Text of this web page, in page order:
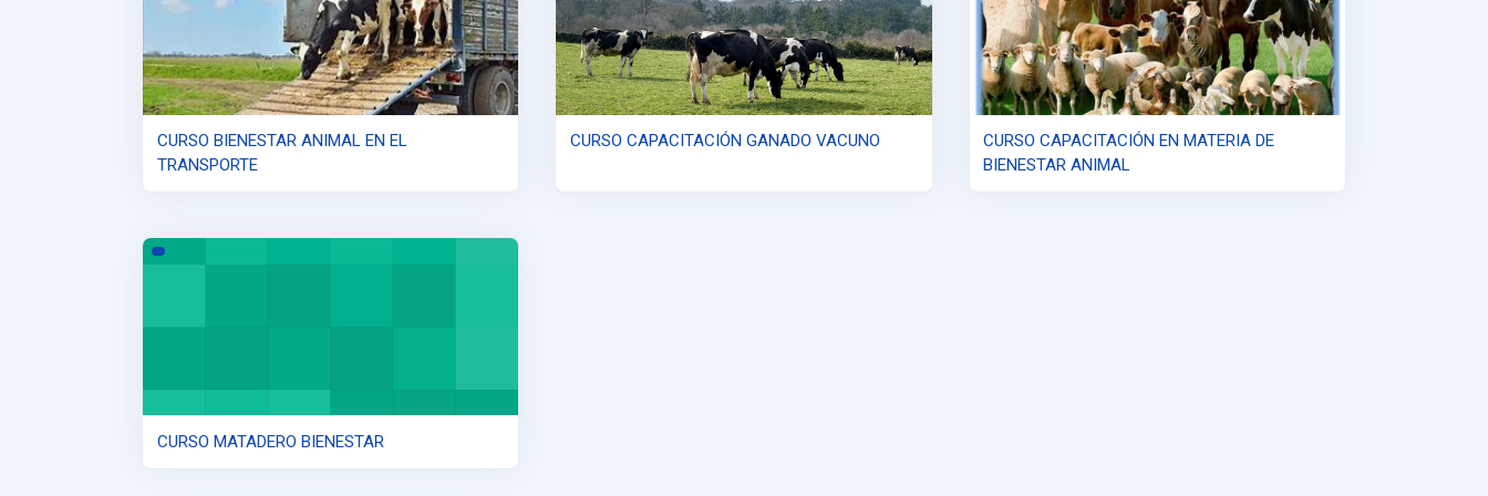
CURSO BIENESTAR ANIMAL EN EL
TRANSPORTE
CURSO CAPACITACIÓN GANADO VACUNO
CURSO CAPACITACIÓN EN MATERIA DE
BIENESTAR ANIMAL
CURSO MATADERO BIENESTAR
CURSO MATADERO BIENESTAR